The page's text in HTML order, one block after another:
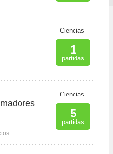
Ciencias
1
partidas
Ciencias
5
partidas